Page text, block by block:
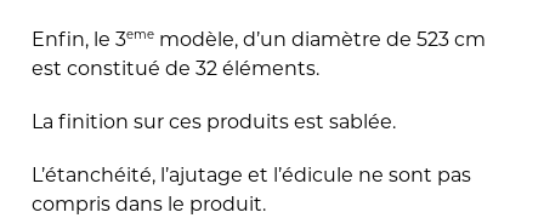
Enfin, le 3eme modèle, d’un diamètre de 523 cm
est constitué de 32 éléments.
La finition sur ces produits est sablée.
L’étanchéité, l’ajutage et l’édicule ne sont pas
compris dans le produit.